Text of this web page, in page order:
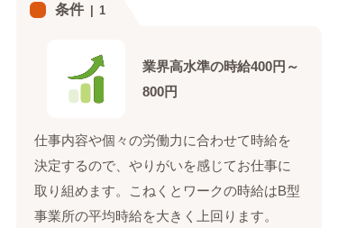
条件 1
業界高水準の時給400円～
800円
仕事内容や個々の労働力に合わせて時給を
決定するので、やりがいを感じてお仕事に
取り組めます。こねくとワークの時給はB型
事業所の平均時給を大きく上回ります。